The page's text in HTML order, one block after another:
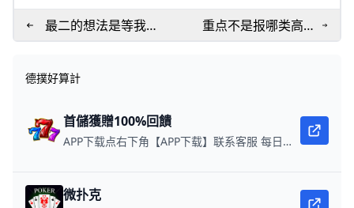
最二的想法是等我有
钱了，我也怎样怎样
重点不是报哪类高
校，而是你毕业后要
德撲好算計
首儲獲贈100%回饋
APP下载点右下角【APP下载】联系客服 每日更新可用链接 每日保底獎池10,000美金
微扑克